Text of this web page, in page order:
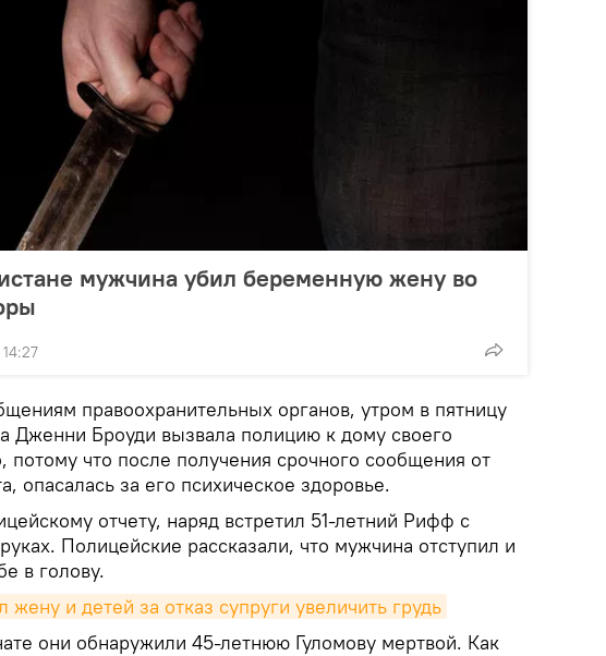
мужчина убил беременную жену во
правоохранительных органов, утром в пятницу
Дженни Броуди вызвала полицию к дому своего
потому что после получения срочного сообщения от
опасалась за его психическое здоровье.
отчету, наряд встретил 51-летний Рифф с
Полицейские рассказали, что мужчина отступил и
в голову.
и детей за отказ супруги увеличить грудь
они обнаружили 45-летнюю Гуломову мертвой. Как